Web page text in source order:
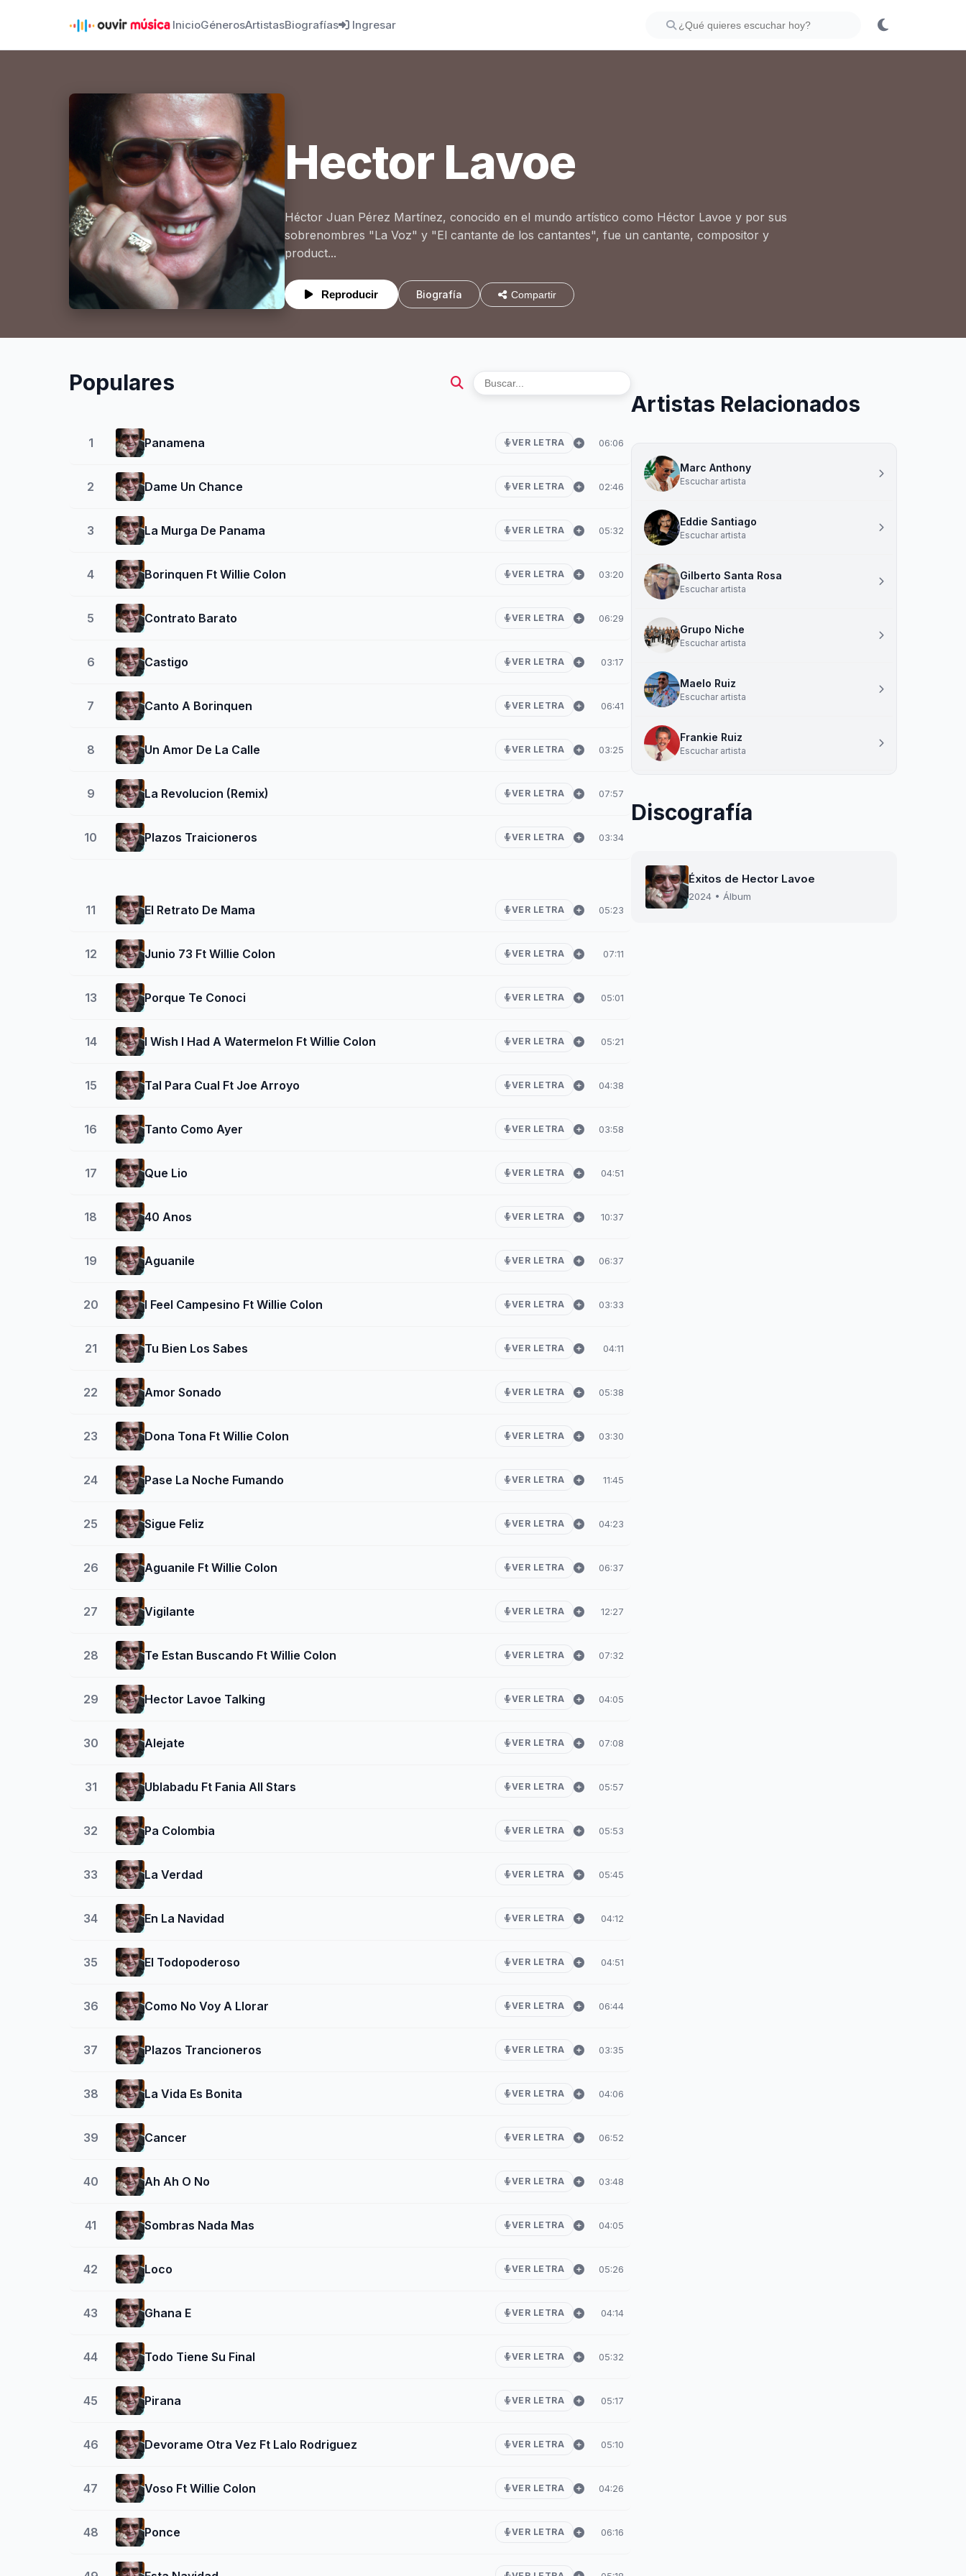
InicioGénerosArtistasBiografías Ingresar
Hector Lavoe
Héctor Juan Pérez Martínez, conocido en el mundo artístico como Héctor Lavoe y por sus
sobrenombres "La Voz" y "El cantante de los cantantes", fue un cantante, compositor y
product...
Reproducir Biografía Compartir
Populares
1 Panamena VER LETRA 06:06
2 Dame Un Chance VER LETRA 02:46
3 La Murga De Panama VER LETRA 05:32
4 Borinquen Ft Willie Colon VER LETRA 03:20
5 Contrato Barato VER LETRA 06:29
6 Castigo VER LETRA 03:17
7 Canto A Borinquen VER LETRA 06:41
8 Un Amor De La Calle VER LETRA 03:25
9 La Revolucion (Remix) VER LETRA 07:57
10 Plazos Traicioneros VER LETRA 03:34
11 El Retrato De Mama VER LETRA 05:23
12 Junio 73 Ft Willie Colon VER LETRA 07:11
13 Porque Te Conoci VER LETRA 05:01
14 I Wish I Had A Watermelon Ft Willie Colon VER LETRA 05:21
15 Tal Para Cual Ft Joe Arroyo VER LETRA 04:38
16 Tanto Como Ayer VER LETRA 03:58
17 Que Lio VER LETRA 04:51
18 40 Anos VER LETRA 10:37
19 Aguanile VER LETRA 06:37
20 I Feel Campesino Ft Willie Colon VER LETRA 03:33
21 Tu Bien Los Sabes VER LETRA 04:11
22 Amor Sonado VER LETRA 05:38
23 Dona Tona Ft Willie Colon VER LETRA 03:30
24 Pase La Noche Fumando VER LETRA 11:45
25 Sigue Feliz VER LETRA 04:23
26 Aguanile Ft Willie Colon VER LETRA 06:37
27 Vigilante VER LETRA 12:27
28 Te Estan Buscando Ft Willie Colon VER LETRA 07:32
29 Hector Lavoe Talking VER LETRA 04:05
30 Alejate VER LETRA 07:08
31 Ublabadu Ft Fania All Stars VER LETRA 05:57
32 Pa Colombia VER LETRA 05:53
33 La Verdad VER LETRA 05:45
34 En La Navidad VER LETRA 04:12
35 El Todopoderoso VER LETRA 04:51
36 Como No Voy A Llorar VER LETRA 06:44
37 Plazos Trancioneros VER LETRA 03:35
38 La Vida Es Bonita VER LETRA 04:06
39 Cancer VER LETRA 06:52
40 Ah Ah O No VER LETRA 03:48
41 Sombras Nada Mas VER LETRA 04:05
42 Loco VER LETRA 05:26
43 Ghana E VER LETRA 04:14
44 Todo Tiene Su Final VER LETRA 05:32
45 Pirana VER LETRA 05:17
46 Devorame Otra Vez Ft Lalo Rodriguez VER LETRA 05:10
47 Voso Ft Willie Colon VER LETRA 04:26
48 Ponce VER LETRA 06:16
Artistas Relacionados
Marc Anthony
Escuchar artista
Eddie Santiago
Escuchar artista
Gilberto Santa Rosa
Escuchar artista
Grupo Niche
Escuchar artista
Maelo Ruiz
Escuchar artista
Frankie Ruiz
Escuchar artista
Discografía
Éxitos de Hector Lavoe
2024 • Álbum